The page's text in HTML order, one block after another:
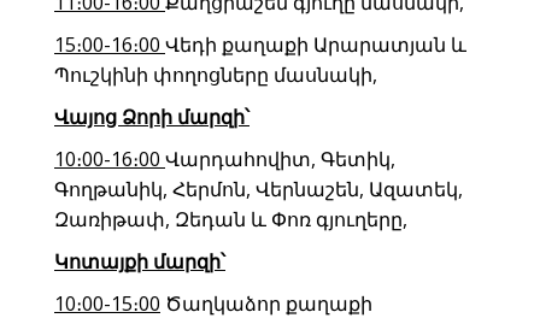
15։00-16։00 Վեդի քաղաքի Արարատյան և
Պուշկինի փողոցները մասնակի,
Վայոց Ձորի մարզի՝
10։00-16։00 Վարդահովիտ, Գետիկ,
Գողթանիկ, Հերմոն, Վերնաշեն, Ազատեկ,
Զառիթափ, Զեդան և Փոռ գյուղերը,
Կոտայքի մարզի՝
10։00-15։00 Ծաղկաձոր քաղաքի